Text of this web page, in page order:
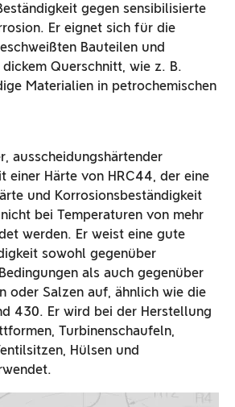
gegen sensibilisierte
Er eignet sich für die
Bauteilen und
Querschnitt, wie z. B.
Materialien in petrochemischen
ausscheidungshärtender
einer Härte von HRC44, der eine
und Korrosionsbeständigkeit
bei Temperaturen von mehr
werden. Er weist eine gute
sowohl gegenüber
als auch gegenüber
oder Salzen auf, ähnlich wie die
430. Er wird bei der Herstellung
Turbinenschaufeln,
Hülsen und